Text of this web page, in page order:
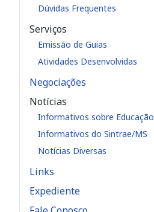
Dúvidas Frequentes
Serviços
Emissão de Guias
Atividades Desenvolvidas
Negociações
Notícias
Informativos sobre Educação
Informativos do Sintrae/MS
Notícias Diversas
Links
Expediente